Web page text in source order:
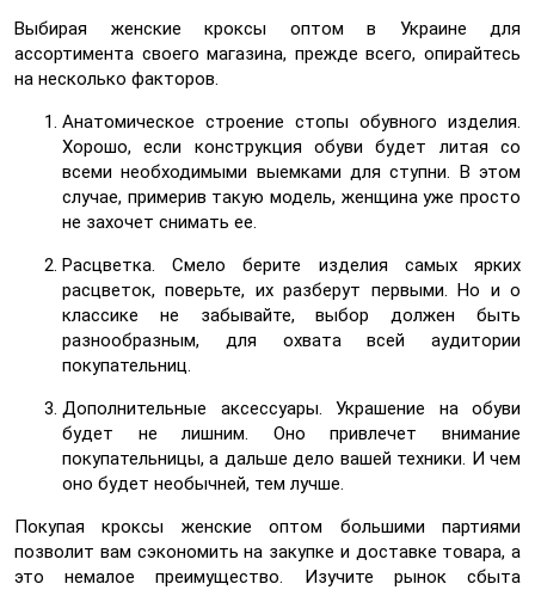
Выбирая женские кроксы оптом в Украине для
ассортимента своего магазина, прежде всего, опирайтесь
на несколько факторов.
Анатомическое строение стопы обувного изделия.
Хорошо, если конструкция обуви будет литая со
всеми необходимыми выемками для ступни. В этом
случае, примерив такую модель, женщина уже просто
не захочет снимать ее.
Расцветка. Смело берите изделия самых ярких
расцветок, поверьте, их разберут первыми. Но и о
классике не забывайте, выбор должен быть
разнообразным, для охвата всей аудитории
покупательниц.
Дополнительные аксессуары. Украшение на обуви
будет не лишним. Оно привлечет внимание
покупательницы, а дальше дело вашей техники. И чем
оно будет необычней, тем лучше.
Покупая кроксы женские оптом большими партиями
позволит вам сэкономить на закупке и доставке товара, а
это немалое преимущество. Изучите рынок сбыта